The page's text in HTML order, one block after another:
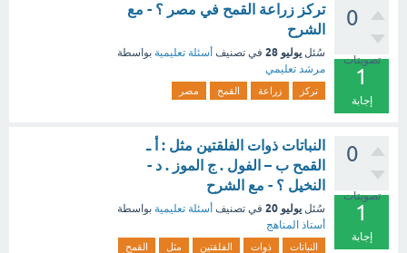
0
تصويتات
1
إجابة
تركز زراعة القمح في مصر ؟ - مع
الشرح
سُئل يوليو 28 في تصنيف أسئلة تعليمية بواسطة
مرشد تعليمي
تركز زراعة القمح مصر
0
تصويتات
1
إجابة
النباتات ذوات الفلقتين مثل : أ ـ
القمح ب – الفول . ج الموز . د -
النخيل ؟ - مع الشرح
سُئل يوليو 20 في تصنيف أسئلة تعليمية بواسطة
أستاذ المناهج
النباتات ذوات الفلقتين مثل
القمح